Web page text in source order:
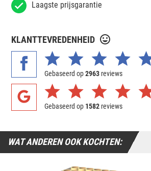
Laagste prijsgarantie
KLANTTEVREDENHEID
Gebaseerd op2963 reviews
Gebaseerd op 1582 reviews
WAT ANDEREN OOK KOCHTEN: